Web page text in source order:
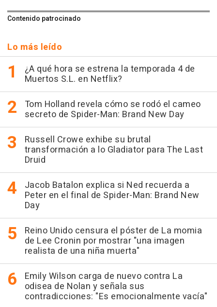
Contenido patrocinado
Lo más leído
¿A qué hora se estrena la temporada 4 de
Muertos S.L. en Netflix?
Tom Holland revela cómo se rodó el cameo
secreto de Spider-Man: Brand New Day
Russell Crowe exhibe su brutal
transformación a lo Gladiator para The Last
Druid
Jacob Batalon explica si Ned recuerda a
Peter en el final de Spider-Man: Brand New
Day
Reino Unido censura el póster de La momia
de Lee Cronin por mostrar "una imagen
realista de una niña muerta"
Emily Wilson carga de nuevo contra La
odisea de Nolan y señala sus
contradicciones: "Es emocionalmente vacía"